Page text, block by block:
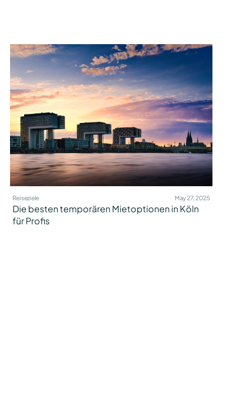
Reiseziele May 27, 2025
Die besten temporären Mietoptionen in Köln
für Profis